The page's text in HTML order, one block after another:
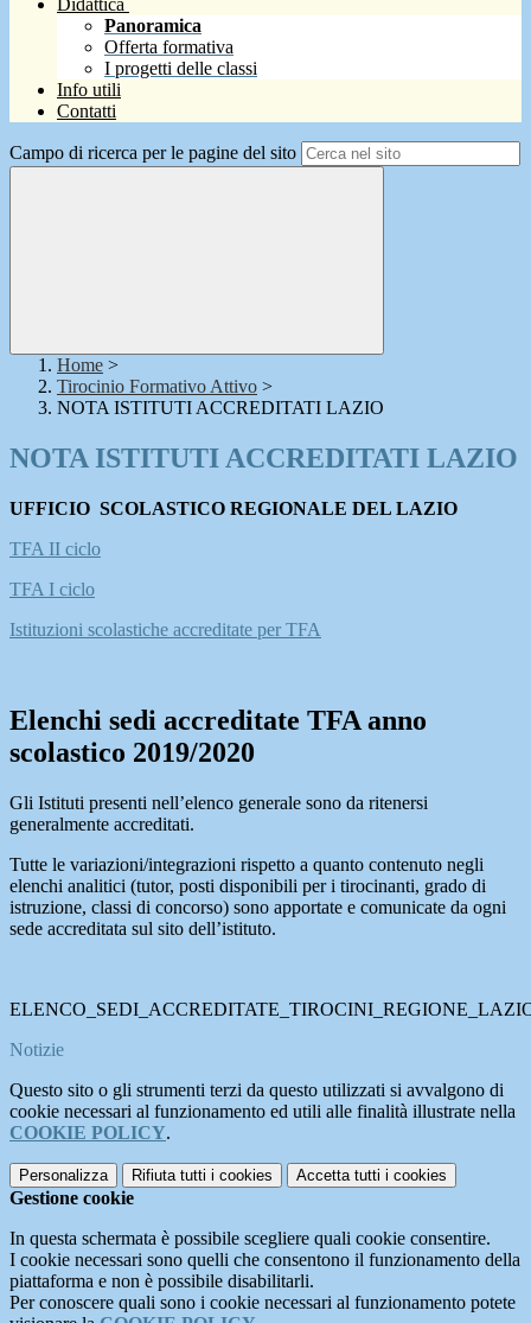
Didattica
Panoramica
Offerta formativa
I progetti delle classi
Info utili
Contatti
Campo di ricerca per le pagine del sito
Home >
Tirocinio Formativo Attivo >
NOTA ISTITUTI ACCREDITATI LAZIO
NOTA ISTITUTI ACCREDITATI LAZIO
UFFICIO SCOLASTICO REGIONALE DEL LAZIO
TFA II ciclo
TFA I ciclo
Istituzioni scolastiche accreditate per TFA
Elenchi sedi accreditate TFA anno
scolastico 2019/2020
Gli Istituti presenti nell’elenco generale sono da ritenersi
generalmente accreditati.
Tutte le variazioni/integrazioni rispetto a quanto contenuto negli
elenchi analitici (tutor, posti disponibili per i tirocinanti, grado di
istruzione, classi di concorso) sono apportate e comunicate da ogni
sede accreditata sul sito dell’istituto.
Notizie
Questo sito o gli strumenti terzi da questo utilizzati si avvalgono di
cookie necessari al funzionamento ed utili alle finalità illustrate nella
COOKIE POLICY.
Personalizza Rifiuta tutti i cookies Accetta tutti i cookies
Gestione cookie
In questa schermata è possibile scegliere quali cookie consentire.
I cookie necessari sono quelli che consentono il funzionamento della
piattaforma e non è possibile disabilitarli.
Per conoscere quali sono i cookie necessari al funzionamento potete